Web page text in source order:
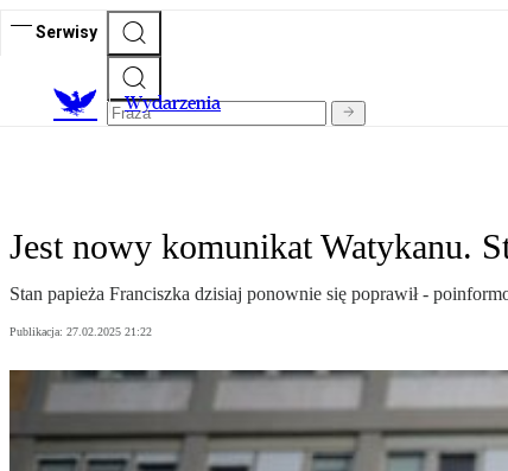
Serwisy
Wydarzenia
Jest nowy komunikat Watykanu.
Stan papieża Franciszka dzisiaj ponownie się poprawił -
Publikacja: 27.02.2025 21:22